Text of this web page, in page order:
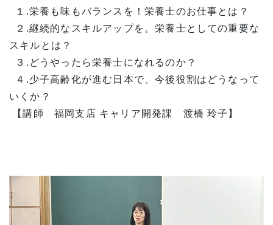
１.栄養も味もバランスを！栄養士のお仕事とは？
２.継続的なスキルアップを。栄養士としての重要な
スキルとは？
３.どうやったら栄養士になれるのか？
４.少子高齢化が進む日本で、今後役割はどうなって
いくか？
【講師 福岡支店 キャリア開発課 渡橋 玲子】